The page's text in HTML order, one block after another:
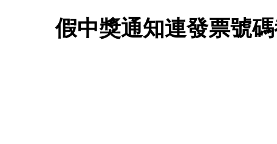
假中獎通知連發票號